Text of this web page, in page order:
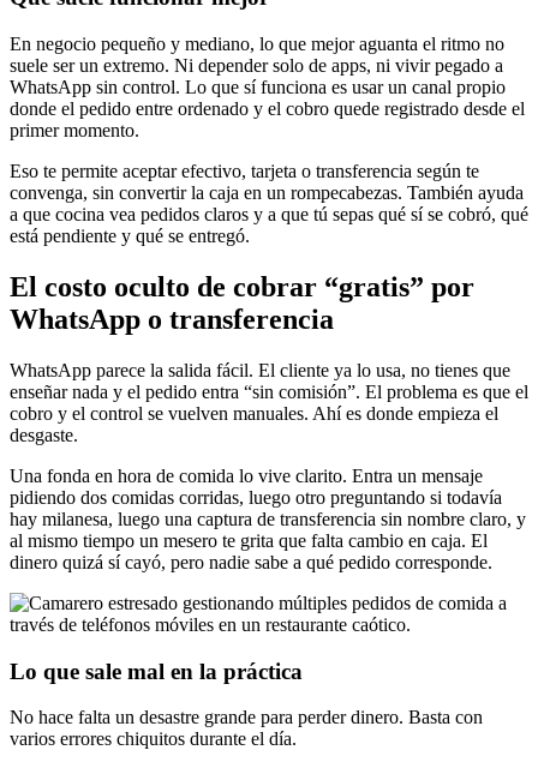
En negocio pequeño y mediano, lo que mejor aguanta el ritmo no
suele ser un extremo. Ni depender solo de apps, ni vivir pegado a
WhatsApp sin control. Lo que sí funciona es usar un canal propio
donde el pedido entre ordenado y el cobro quede registrado desde el
primer momento.
Eso te permite aceptar efectivo, tarjeta o transferencia según te
convenga, sin convertir la caja en un rompecabezas. También ayuda
a que cocina vea pedidos claros y a que tú sepas qué sí se cobró, qué
está pendiente y qué se entregó.
El costo oculto de cobrar “gratis” por
WhatsApp o transferencia
WhatsApp parece la salida fácil. El cliente ya lo usa, no tienes que
enseñar nada y el pedido entra “sin comisión”. El problema es que el
cobro y el control se vuelven manuales. Ahí es donde empieza el
desgaste.
Una fonda en hora de comida lo vive clarito. Entra un mensaje
pidiendo dos comidas corridas, luego otro preguntando si todavía
hay milanesa, luego una captura de transferencia sin nombre claro, y
al mismo tiempo un mesero te grita que falta cambio en caja. El
dinero quizá sí cayó, pero nadie sabe a qué pedido corresponde.
Lo que sale mal en la práctica
No hace falta un desastre grande para perder dinero. Basta con
varios errores chiquitos durante el día.